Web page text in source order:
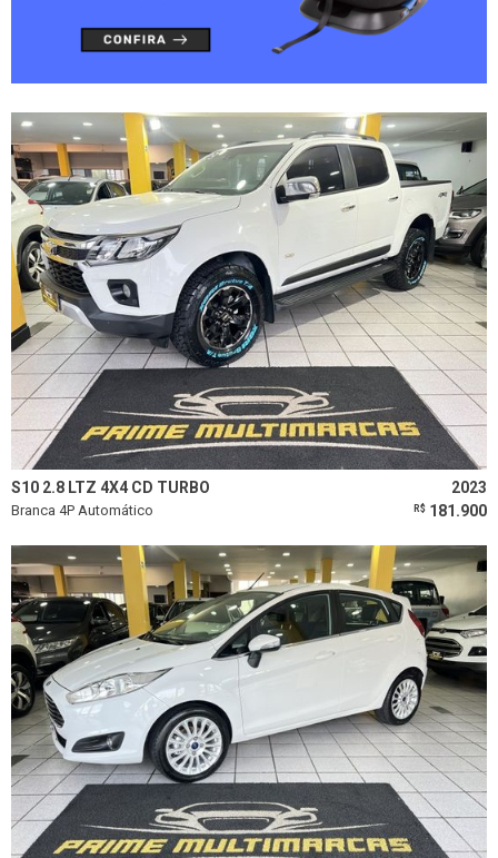
S10 2.8 LTZ 4X4 CD TURBO 2023
Branca 4P Automático R$ 181.900